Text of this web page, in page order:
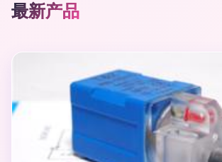
最新产品